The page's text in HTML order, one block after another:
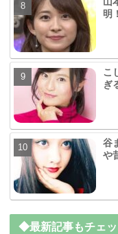
明
こ
ぎ
谷
や
◆最新記事もチェッ